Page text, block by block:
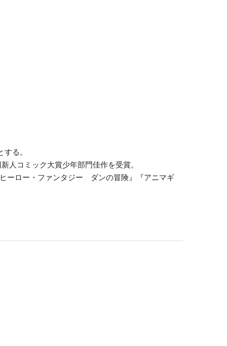
る。
人コミック大賞少年部門佳作を受賞。
ーロー・ファンタジー ダンの冒険』『アニマギ